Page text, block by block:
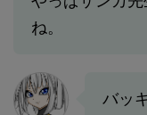
ね。
バッ